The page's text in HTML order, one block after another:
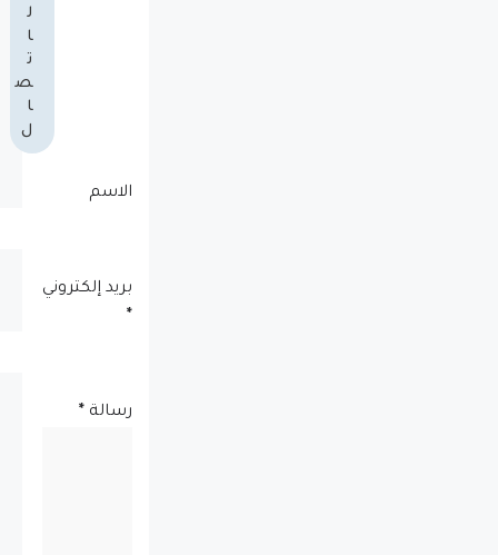
ل
ا
ت
ص
ا
ل
الاسم
بريد إلكتروني
*
رسالة *